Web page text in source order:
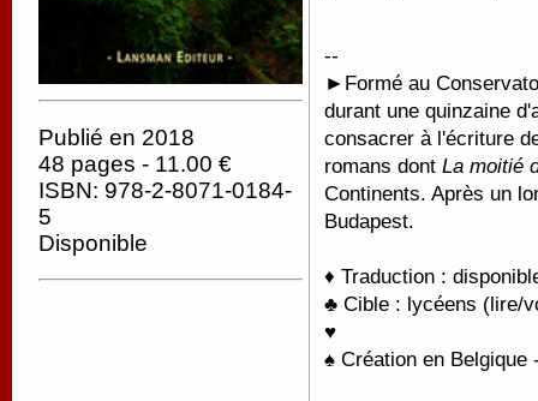
Publié en 2018
48 pages - 11.00 €
ISBN: 978-2-8071-0184-
5
Disponible
--
► Formé au
durant une quinzaine
consacrer à l'écriture
romans dont La moitié
Continents. Après un
Budapest.
♦ Traduction :
♣ Cible : lycéens (lire/
♥
♠ Création en Belgique